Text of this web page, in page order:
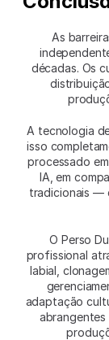
As
décadas. Os
A tecnologia
isso
processado
IA, em
tradicionais —
O Perso
profissional
labial,
adaptação
abrangentes